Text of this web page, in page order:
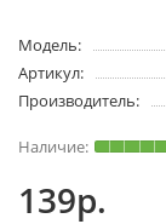
Модель:
Артикул:
Производитель:
139р.